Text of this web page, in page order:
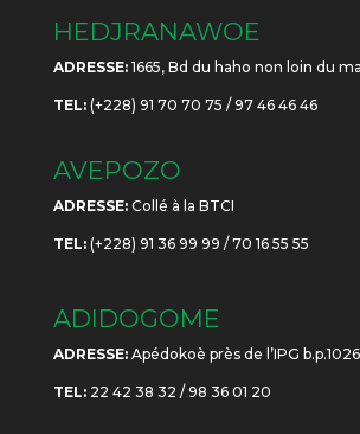
HEDJRANAWOE
ADRESSE:1665, Bd du haho non loin du
TEL:(+228) 91 70 70 75 / 97 46 46 46
AVEPOZO
ADRESSE:Collé à la BTCI
TEL:(+228) 91 36 99 99 / 70 16 55 55
ADIDOGOME
ADRESSE:Apédokoè près de l’IPG
TEL:22 42 38 32 / 98 36 01 20